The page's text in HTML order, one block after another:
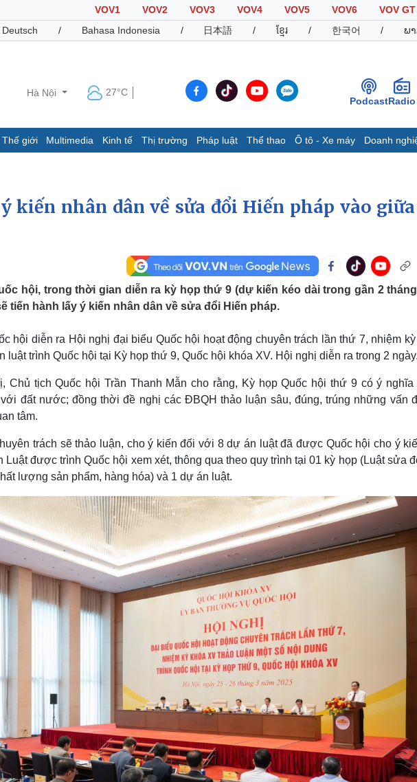
VOV1 VOV2 VOV3 VOV4 VOV5 VOV6
VOV GT
Deutsch / Bahasa Indonesia / 日本語 / ខ្មែរ / 한국어 / ພ
Hà Nội 27°C
PodcastRadio
Thế giới Multimedia Kinh tế Thị trường Pháp luật Thể thao Ô tô - Xe máy Doanh
Dự báo thời tiết
Giáo dục
Cuộc sống đó đây
Hồ sơ
Ảnh
E-Magazine
Quân sự - Quốc phòng
Vũ khí
Thể thao
Bóng đá
eSports
Hậu trường
Ô tô - Xe máy
sống
Nhà đẹp
Blog
Văn hóa
Sân khấu - Điện ảnh
Di sản
Giải trí
Nghệ sĩ
kiến nhân dân về sửa đổi Hiến pháp vào
hội, trong thời gian diễn ra kỳ họp thứ 9 (dự kiến kéo dài trong gần 2
tiến hành lấy ý kiến nhân dân về sửa đổi Hiến pháp.
hội diễn ra Hội nghị đại biểu Quốc hội hoạt động chuyên trách lần thứ 7, nhiệm
luật trình Quốc hội tại Kỳ họp thứ 9, Quốc hội khóa XV. Hội nghị diễn ra trong 2
Chủ tịch Quốc hội Trần Thanh Mẫn cho rằng, Kỳ họp Quốc hội thứ 9 có ý nghĩa
đất nước; đồng thời đề nghị các ĐBQH thảo luận sâu, đúng, trúng những vấn
tâm.
trách sẽ thảo luận, cho ý kiến đối với 8 dự án luật đã được Quốc hội cho ý
được trình Quốc hội xem xét, thông qua theo quy trình tại 01 kỳ họp (Luật sửa
lượng sản phẩm, hàng hóa) và 1 dự án luật.